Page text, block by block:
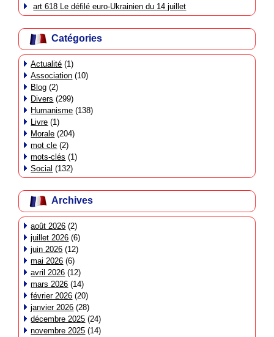
art 618 Le défilé euro-Ukrainien du 14 juillet
Catégories
Actualité (1)
Association (10)
Blog (2)
Divers (299)
Humanisme (138)
Livre (1)
Morale (204)
mot cle (2)
mots-clés (1)
Social (132)
Archives
août 2026 (2)
juillet 2026 (6)
juin 2026 (12)
mai 2026 (6)
avril 2026 (12)
mars 2026 (14)
février 2026 (20)
janvier 2026 (28)
décembre 2025 (24)
novembre 2025 (14)